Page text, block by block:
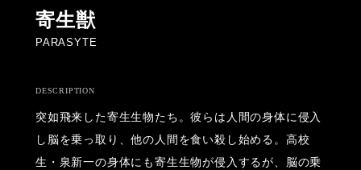
寄生獣
PARASYTE
DESCRIPTION
突如飛来した寄生生物たち。彼らは人間の身体に侵入
し脳を乗っ取り、他の人間を食い殺し始める。高校
生・泉新一の身体にも寄生生物が侵入するが、脳の乗